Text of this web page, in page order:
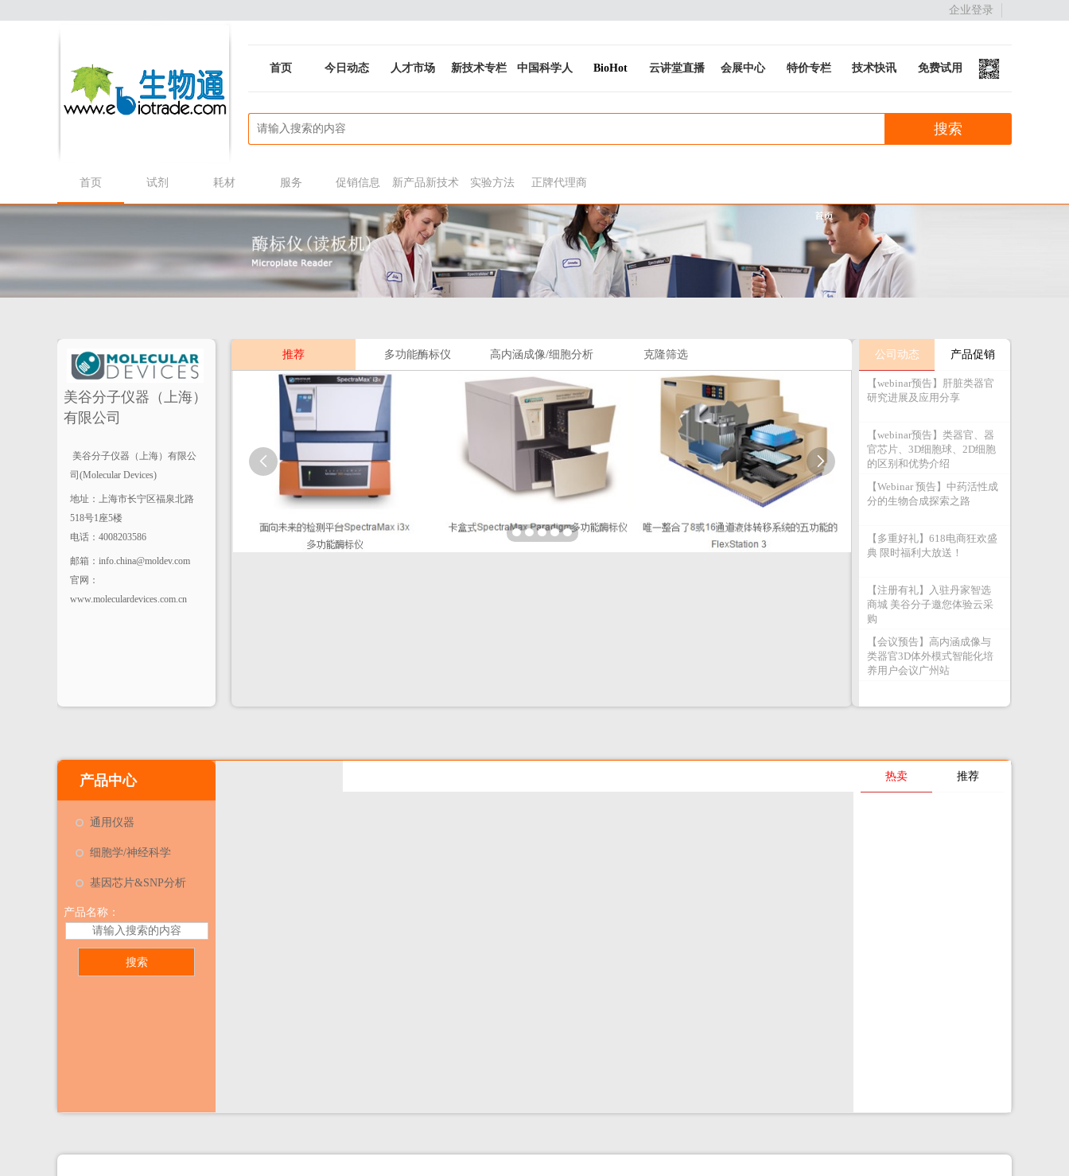
企业登录
首页 今日动态 人才市场 新技术专栏 中国科学人 BioHot 云讲堂直播 会展中心 特价专栏 技术快讯 免费试用
首页 试剂 耗材 服务 促销信息 新产品新技术 实验方法 正牌代理商
美谷分子仪器（上海）
有限公司
美谷分子仪器（上海）有限公
司(Molecular Devices)
地址：上海市长宁区福泉北路
518号1座5楼
电话：4008203586
邮箱：info.china@moldev.com
官网：
www.moleculardevices.com.cn
推荐 多功能酶标仪 高内涵成像/细胞分析 克隆筛选
 
公司动态 产品促销
【webinar预告】肝脏类器官
研究进展及应用分享
【webinar预告】类器官、器
官芯片、3D细胞球、2D细胞
的区别和优势介绍
【Webinar 预告】中药活性成
分的生物合成探索之路
【多重好礼】618电商狂欢盛
典 限时福利大放送！
【注册有礼】入驻丹家智选
商城 美谷分子邀您体验云采
购
【会议预告】高内涵成像与
类器官3D体外模式智能化培
养用户会议广州站
产品中心
通用仪器
细胞学/神经科学
基因芯片&SNP分析
产品名称：
热卖 推荐